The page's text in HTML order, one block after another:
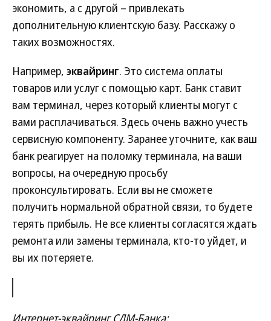
экономить, а с другой – привлекать
дополнительную клиентскую базу. Расскажу о
таких возможностях.
Например, эквайринг. Это система оплаты
товаров или услуг с помощью карт. Банк ставит
вам терминал, через который клиенты могут с
вами расплачиваться. Здесь очень важно учесть
сервисную компоненту. Заранее уточните, как ваш
банк реагирует на поломку терминала, на ваши
вопросы, на очередную просьбу
проконсультировать. Если вы не сможете
получить нормальной обратной связи, то будете
терять прибыль. Не все клиенты согласятся ждать
ремонта или замены терминала, кто-то уйдет, и
вы их потеряете.
Интернет-эквайринг СДМ-Банка: